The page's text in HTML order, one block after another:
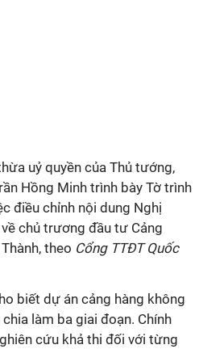
uỷ quyền của Thủ tướng,
Hồng Minh trình bày Tờ trình
điều chỉnh nội dung Nghị
chủ trương đầu tư Cảng
theo Cổng TTĐT Quốc
biết dự án cảng hàng không
làm ba giai đoạn. Chính
cứu khả thi đối với từng